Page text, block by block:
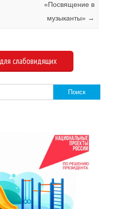
«Посвящение в
музыканты» →
слабовидящих